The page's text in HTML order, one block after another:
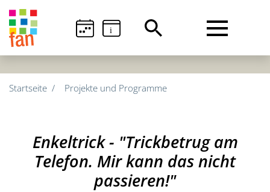
i
Startseite Projekte und Programme
Enkeltrick - "Trickbetrug am
Telefon. Mir kann das nicht
passieren!"